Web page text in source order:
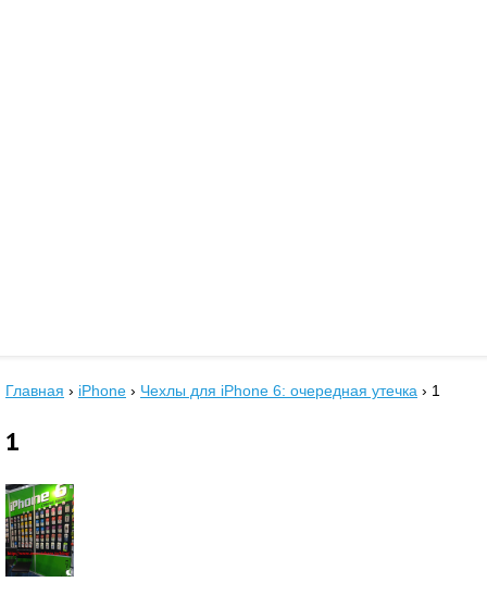
Главная › iPhone › Чехлы для iPhone 6: очередная утечка › 1
1